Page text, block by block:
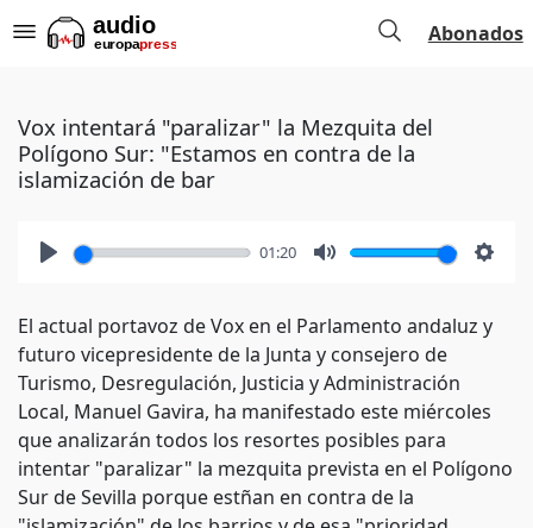
Abonados
Vox intentará "paralizar" la Mezquita del
Polígono Sur: "Estamos en contra de la
islamización de bar
01:20
El actual portavoz de Vox en el Parlamento andaluz y
futuro vicepresidente de la Junta y consejero de
Turismo, Desregulación, Justicia y Administración
Local, Manuel Gavira, ha manifestado este miércoles
que analizarán todos los resortes posibles para
intentar "paralizar" la mezquita prevista en el Polígono
Sur de Sevilla porque estñan en contra de la